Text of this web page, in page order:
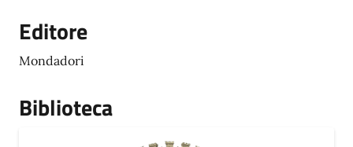
Editore
Mondadori
Biblioteca